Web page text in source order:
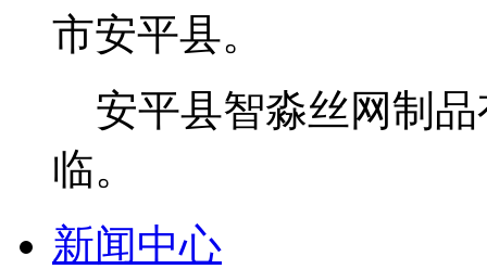
市安平县。
安平县智淼丝网制品
临。
新闻中心